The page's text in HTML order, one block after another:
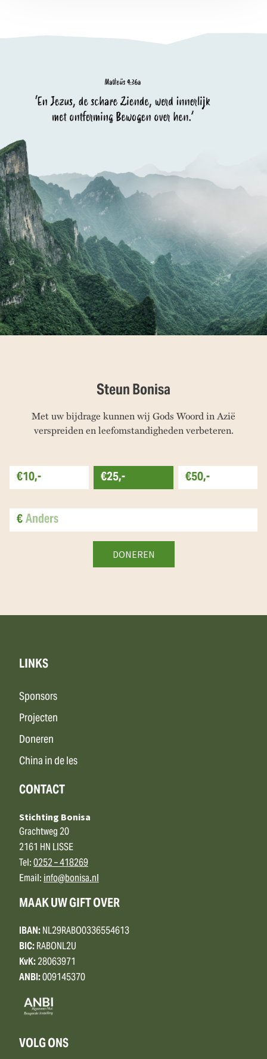
Steun Bonisa
Met uw bijdrage kunnen wij Gods Woord in Azië
verspreiden en leefomstandigheden verbeteren.
€10,- €25,-
€50,-
€
LINKS
Sponsors
Projecten
Doneren
China in de les
CONTACT
Stichting Bonisa
Grachtweg 20
2161 HN LISSE
Tel:0252 – 418269
Email:info@bonisa.nl
MAAK UW GIFT OVER
IBAN:NL29RABO0336554613
BIC:RABONL2U
KvK:28063971
ANBI:009145370
VOLG ONS